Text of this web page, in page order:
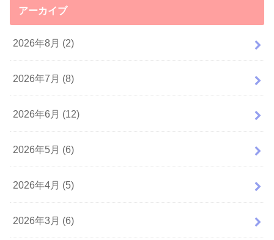
アーカイブ
2026年8月 (2)
2026年7月 (8)
2026年6月 (12)
2026年5月 (6)
2026年4月 (5)
2026年3月 (6)